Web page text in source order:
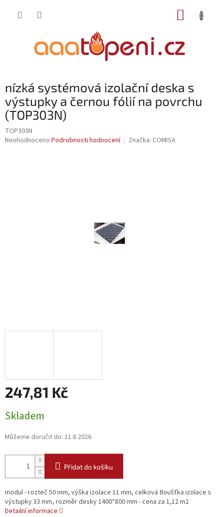
nízká systémová izolační deska s
výstupky a černou fólií na povrchu
(TOP303N)
TOP303N
Průměrné
Neohodnoceno Podrobnosti hodnocení Značka: COMISA
247,81 Kč
cena:
Skladem
Můžeme doručit do: 11.8.2026
Přidat do košíku
modul - rozteč 50 mm, výška izolace 11 mm, celková tloušťka izolace s
výstupky 33 mm, rozměr desky 1400*800 mm - cena za 1,12 m2
Detailní informace